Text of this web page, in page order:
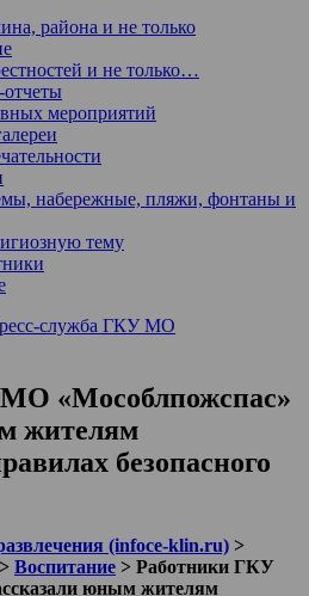
района и не только
и не только…
мероприятий
набережные, пляжи, фонтаны и
тему
служба ГКУ МО
«Мособлпожспас»
жителям
безопасного
(infoce-klin.ru) >
> Воспитание > Работники ГКУ
юным жителям